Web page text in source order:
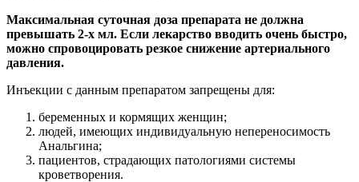
Максимальная суточная доза препарата не должна
превышать 2-х мл. Если лекарство вводить очень быстро,
можно спровоцировать резкое снижение артериального
давления.
Инъекции с данным препаратом запрещены для:
беременных и кормящих женщин;
людей, имеющих индивидуальную непереносимость
Анальгина;
пациентов, страдающих патологиями системы
кроветворения.